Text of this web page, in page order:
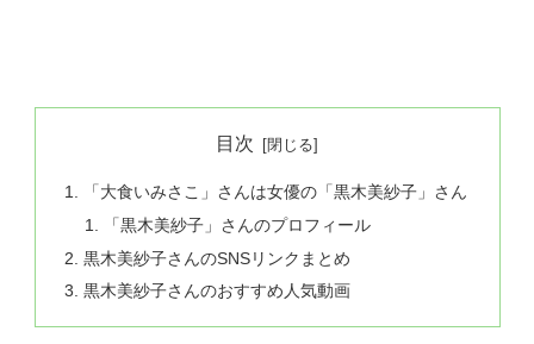
目次
「大食いみさこ」さんは女優の「黒木美紗子」さん
「黒木美紗子」さんのプロフィール
黒木美紗子さんのSNSリンクまとめ
黒木美紗子さんのおすすめ人気動画